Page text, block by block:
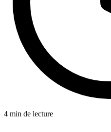
4 min de lecture